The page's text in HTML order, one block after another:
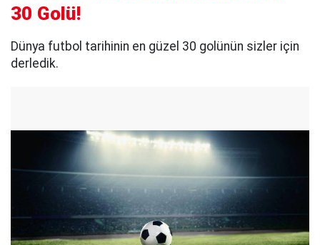
30 Golü!
Dünya futbol tarihinin en güzel 30 golünün sizler için
derledik.